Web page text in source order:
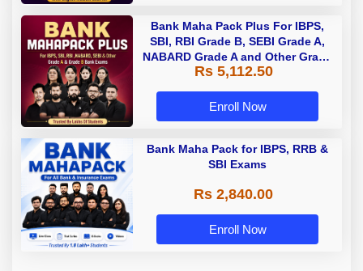
Bank Maha Pack Plus For IBPS,
SBI, RBI Grade B, SEBI Grade A,
NABARD Grade A and Other Grade
A & Grade B Bank Exams
Rs 5,112.50
Enroll Now
Bank Maha Pack for IBPS, RRB &
SBI Exams
Rs 2,840.00
Enroll Now